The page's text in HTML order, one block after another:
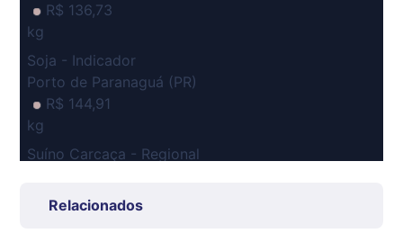
R$ 136,73
kg
Soja - Indicador
Porto de Paranaguá (PR)
R$ 144,91
kg
Suíno Carcaça - Regional
R$ 7,53
Relacionados